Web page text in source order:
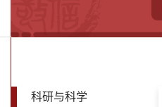
科研与科学